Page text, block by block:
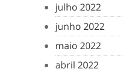
julho 2022
junho 2022
maio 2022
abril 2022